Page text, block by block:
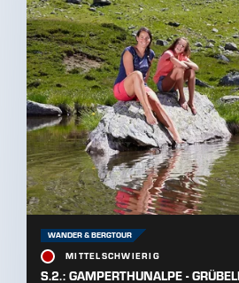
WANDER & BERGTOUR
MITTELSCHWIERIG
S.2.: GAMPERTHUNALPE -